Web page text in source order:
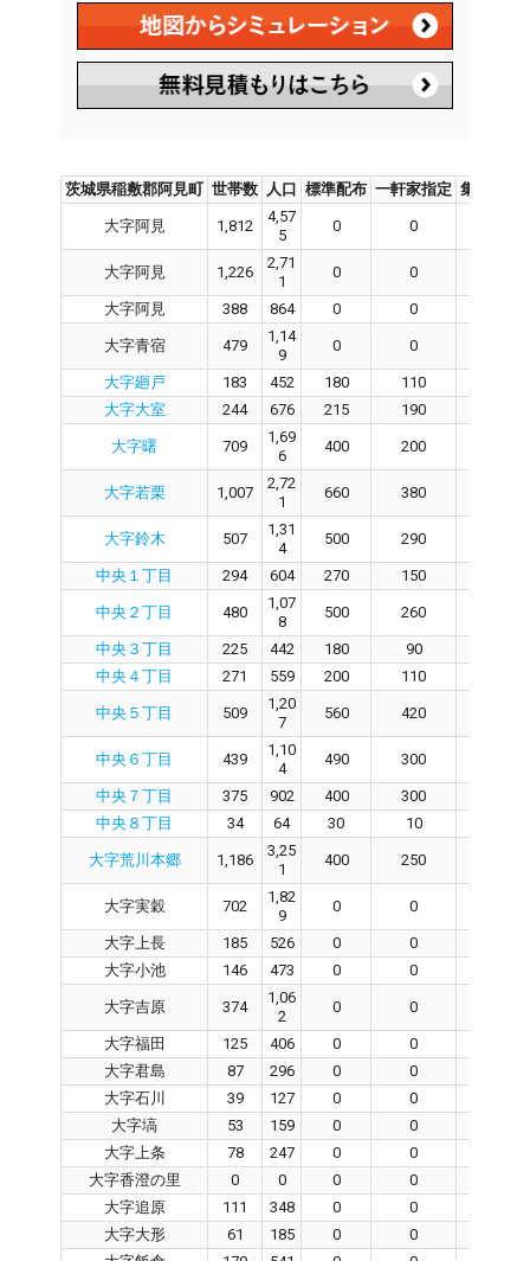
茨城県稲敷郡阿見町 世帯数 人口 標準配布 一軒家指定 集合住宅
大字阿見 1,812
4,57
5
0 0
大字阿見 1,226
2,71
1
0 0
大字阿見 388 864 0 0
大字青宿 479
1,14
9
0 0
大字廻戸 183 452 180 110
大字大室
244 676 215 190
大字曙 709
1,69
6
400 200
大字若栗 1,007
2,72
1
660 380
大字鈴木 507
1,31
4
500 290
中央１丁目 294 604 270 150
中央２丁目 480
1,07
8
500 260
中央３丁目 225 442 180 90
中央４丁目
271 559 200 110
中央５丁目 509
1,20
7
560 420
中央６丁目 439
1,10
4
490 300
中央７丁目 375 902 400 300
中央８丁目
34 64 30 10
大字荒川本郷 1,186
3,25
1
400 250
大字実穀 702
1,82
9
0 0
大字上長 185 526 0 0
大字小池
146 473 0 0
大字吉原 374
1,06
2
0 0
大字福田 125 406 0 0
大字君島
87 296 0 0
大字石川
39 127 0 0
大字塙
53 159 0 0
大字上条
78 247 0 0
大字香澄の里
0 0 0 0
大字追原
111 348 0 0
大字大形
61 185 0 0